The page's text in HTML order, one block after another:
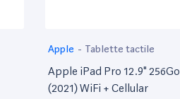
Apple - Tablette tactile
Apple iPad Pro 12.9" 256Go
(2021) WiFi + Cellular